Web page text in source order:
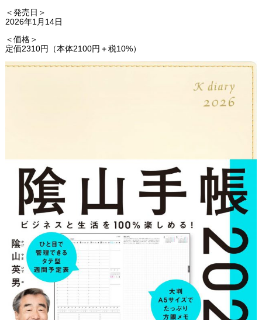
＜発売日＞
2026年1月14日
＜価格＞
定価2310円（本体2100円＋税10%）